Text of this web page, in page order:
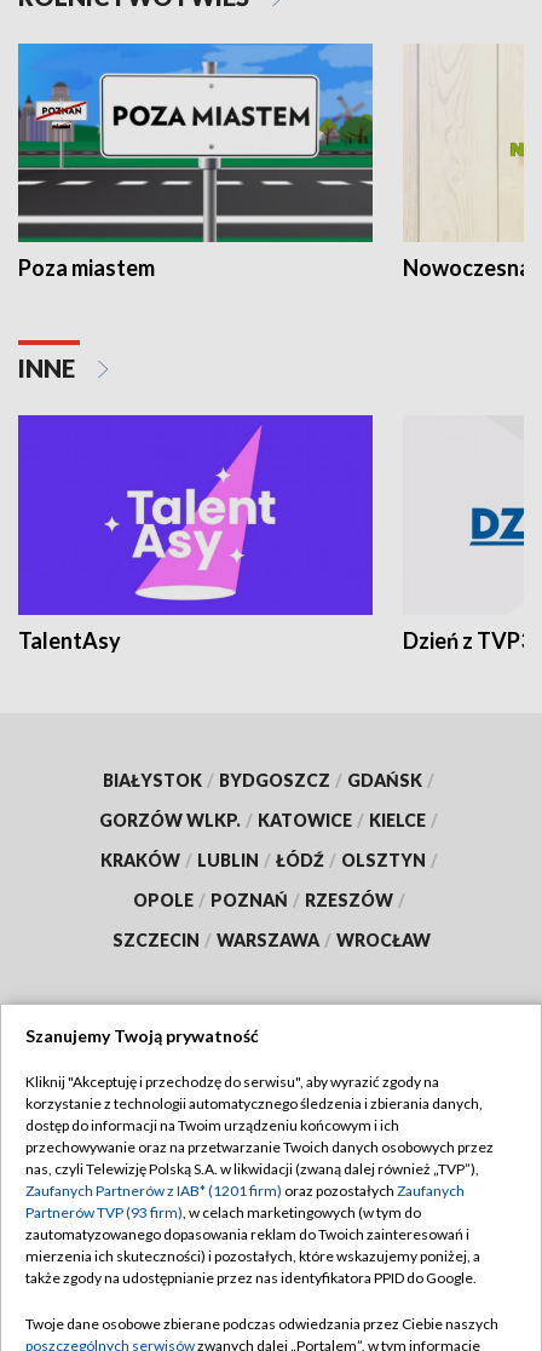
Poza miastem Nowoczesna
INNE
TalentAsy Dzień z TVP3
BIAŁYSTOK / BYDGOSZCZ / GDAŃSK /
GORZÓW WLKP. / KATOWICE / KIELCE /
KRAKÓW / LUBLIN / ŁÓDŹ / OLSZTYN /
OPOLE / POZNAŃ / RZESZÓW /
SZCZECIN / WARSZAWA / WROCŁAW
TVP
Abonament TVP
Emisja w TVP
Centrum informacji TVP
Naziemna Telewizja Cyfrowa
Rada Programowa
Regulamin TVP
Polityka prywatności
Moje zgody
Pomoc
Szanujemy Twoją prywatność
Kliknij "Akceptuję i przechodzę do serwisu", aby wyrazić zgody na
korzystanie z technologii automatycznego śledzenia i zbierania danych,
dostęp do informacji na Twoim urządzeniu końcowym i ich
przechowywanie oraz na przetwarzanie Twoich danych osobowych przez
nas, czyli Telewizję Polską S.A. w likwidacji (zwaną dalej również „TVP”),
Zaufanych Partnerów z IAB* (1201 firm) oraz pozostałych Zaufanych
Partnerów TVP (93 firm), w celach marketingowych (w tym do
zautomatyzowanego dopasowania reklam do Twoich zainteresowań i
mierzenia ich skuteczności) i pozostałych, które wskazujemy poniżej, a
także zgody na udostępnianie przez nas identyfikatora PPID do Google.
Twoje dane osobowe zbierane podczas odwiedzania przez Ciebie naszych
poszczególnych serwisówzwanych dalej „Portalem”, w tym informacje